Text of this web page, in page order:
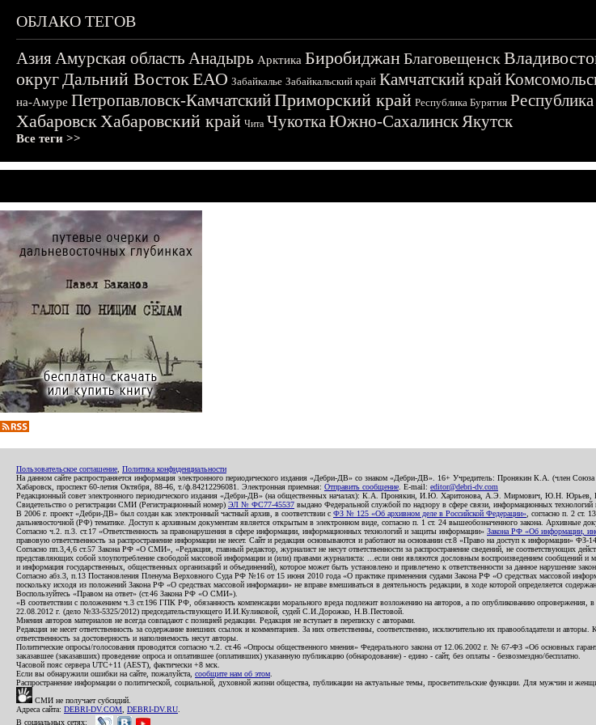
ОБЛАКО ТЕГОВ
АзияАмурская область Анадырь Арктика БиробиджанБлаговещенск
округДальний ВостокЕАО Забайкалье Забайкальский край Камчатский край
на-Амуре Петропавловск-КамчатскийПриморский край Республика Бурятия
ХабаровскХабаровский край Чита ЧукоткаЮжно-СахалинскЯкутск
Все теги >>
Пользовательское соглашение Политика конфиденциальности
На данном сайте распространяется информация электронного периодического издания «Дебри-ДВ» со знаком «Дебри-ДВ». 16+ Учредитель: Пронякин К.А. (член
Хабаровск, проспект 60-летия Октября, 88-46, т./ф.84212296081. Электронная приемная: Отправить сообщение . E-mail: editor@debri-dv.com
Редакционный совет электронного периодического издания «Дебри-ДВ» (на общественных началах): К.А. Пронякин, И.Ю. Харитонова, А.Э. Мирмович, Ю.Н.
Свидетельство о регистрации СМИ (Регистрационный номер) ЭЛ № ФС77-45537 выдано Федеральной службой по надзору в сфере связи, информационных
В 2006 г. проект «Дебри-ДВ» был создан как электронный частный архив, в соответствии с ФЗ № 125 «Об архивном деле в Российской Федерации» , согласно п. 2 ст.
дальневосточной (РФ) тематике. Доступ к архивным документам является открытым в электронном виде, согласно п. 1 ст. 24 вышеобозначенного закона. Архивные
Согласно ч.2. п.3. ст.17 «Ответственность за правонарушения в сфере информации, информационных технологий и защиты информации» Закона РФ «Об информации,
правовую ответственность за распространение информации не несет. Сайт и редакция основываются и работают на основании ст.8 «Право на доступ к информации» ФЗ-
Согласно пп.3,4,6 ст.57 Закона РФ «О СМИ», «Редакция, главный редактор, журналист не несут ответственности за распространение сведений, не соответствующих
представляющих собой злоупотребление свободой массовой информации и (или) правами журналиста: ...если они являются дословным воспроизведением сообщений
и информация государственных, общественных организаций и объединений), которое может быть установлено и привлечено к ответственности за данное нарушение
Согласно абз.3, п.13 Постановления Пленума Верховного Суда РФ №16 от 15 июня 2010 года «О практике применения судами Закона РФ «О средствах массовой
поскольку исходя из положений Закона РФ «О средствах массовой информации» не вправе вмешиваться в деятельность редакции, в ходе которой определяется
Воспользуйтесь «Правом на ответ» (ст.46 Закона РФ «О СМИ»).
«В соответствии с положением ч.3 ст.196 ГПК РФ, обязанность компенсации морального вреда подлежит возложению на авторов, а по опубликованию опровержения,
22.08.2012 г. (дело №33-5325/2012) председательствующего И.И.Куликовой, судей С.И.Дорожко, Н.В.Пестовой.
Мнения авторов материалов не всегда совпадают с позицией редакции. Редакция не вступает в переписку с авторами.
Редакция не несет ответственность за содержание внешних ссылок и комментариев. За них ответственны, соответственно, исключительно их правообладатели и
ответственность за достоверность и наполняемость несут авторы.
Политические опросы/голосования проводятся согласно ч.2. ст.46 «Опросы общественного мнения» Федерального закона от 12.06.2002 г. № 67-ФЗ «Об основных
заказавшее (заказавших) проведение опроса и оплатившее (оплативших) указанную публикацию (обнародование) - едино - сайт, без оплаты - безвозмездно/бесплатно.
Часовой пояс сервера UTC+11 (AEST), фактически +8 мск.
Если вы обнаружили ошибки на сайте, пожалуйста, сообщите нам об этом
Распространение информации о политической, социальной, духовной жизни общества, публикации на актуальные темы, просветительские функции. Для мужчин и
СМИ не получает субсидий.
Адреса сайта: DEBRI-DV.COM DEBRI-DV.RU
В социальных сетях: